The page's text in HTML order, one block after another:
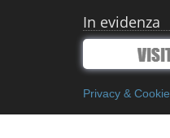
In evidenza
Privacy & Cookie